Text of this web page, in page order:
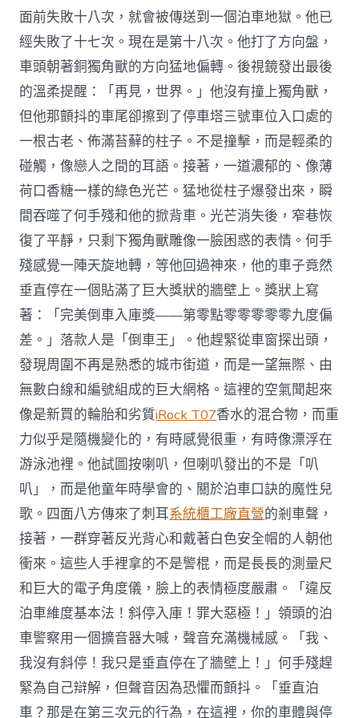
面前失敗十八次，就會被傳送到一個泊車地獄。他已
經失敗了十七次。現在是第十八次。他打了方向盤，
車頭朝著銅獨角獸的方向猛地偏轉。後視鏡發出最後
的溫柔提醒：「再見，世界。」他沒有撞上獨角獸，
但他那顫抖的車尾卻擦到了停車塔三號車位入口處的
一根古老、佈滿苔蘚的柱子。不是撞擊，而是輕柔的
碰觸，像戀人之間的耳語。接著，一道濃郁的、像薄
荷口香糖一樣的綠色光芒。猛地從柱子爆發出來，瞬
間吞噬了何手殘和他的掀背車。光芒消失後，窄巷恢
復了平靜，只剩下獨角獸雕像一臉困惑的表情。何手
殘感覺一陣天旋地轉，等他回過神來，他的車子竟然
垂直停在一個貼滿了巨大獎狀的牆壁上。獎狀上寫
著：「完美倒車入庫獎——第零點零零零零零九度偏
差。」落款人是「倒車王」。他趕緊從車窗探出頭，
發現周圍不再是熟悉的城市街道，而是一望無際、由
無數白線和編號組成的巨大網格。這裡的空氣聞起來
像是新買的輪胎和劣質iRock T07香水的混合物，而重
力似乎是隨機變化的，有時感覺很重，有時像漂浮在
游泳池裡。他試圖按喇叭，但喇叭發出的不是「叭
叭」，而是他童年時學會的、關於泊車口訣的魔性兒
歌。四面八方傳來了刺耳系統櫃工廠直營的剎車聲，
接著，一群穿著反光背心和戴著白色安全帽的人朝他
衝來。這些人手裡拿的不是警棍，而是長長的測量尺
和巨大的電子角度儀，臉上的表情極度嚴肅。「違反
泊車維度基本法！斜停入庫！罪大惡極！」領頭的泊
車警察用一個擴音器大喊，聲音充滿機械感。「我、
我沒有斜停！我只是垂直停在了牆壁上！」何手殘趕
緊為自己辯解，但聲音因為恐懼而顫抖。「垂直泊
車？那是在第三次元的行為，在這裡，你的車體與停